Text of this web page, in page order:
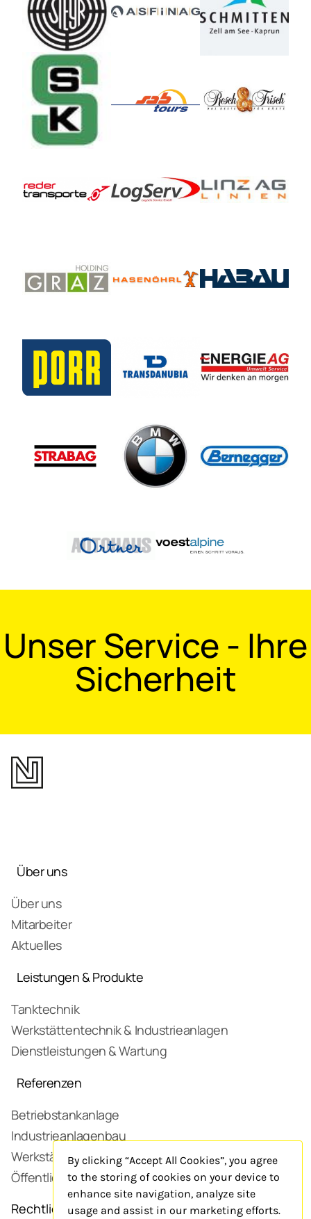
Unser Service - Ihre
Sicherheit
Über uns
Über uns
Mitarbeiter
Aktuelles
Leistungen & Produkte
Tanktechnik
Werkstättentechnik & Industrieanlagen
Dienstleistungen & Wartung
Referenzen
Betriebstankanlage
Industrieanlagenbau
Werkstätte
Öffentliche Tankstelle
Rechtliches
By clicking “Accept All Cookies”, you agree
to the storing of cookies on your device to
enhance site navigation, analyze site
usage and assist in our marketing efforts.